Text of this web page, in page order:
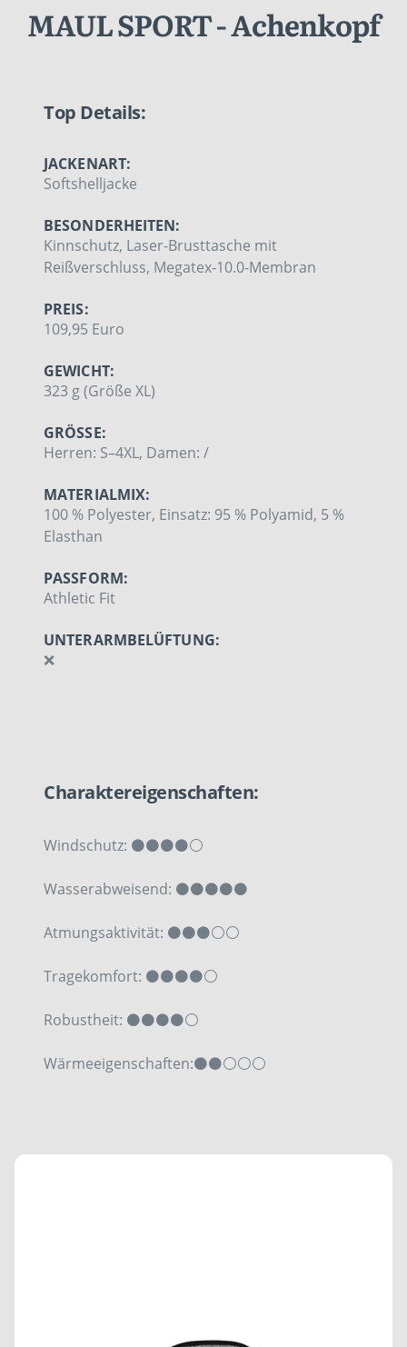
MAUL SPORT - Achenkopf
Top Details:
JACKENART:
Softshelljacke
BESONDERHEITEN:
Kinnschutz, Laser-Brusttasche mit
Reißverschluss, Megatex-10.0-Membran
PREIS:
109,95 Euro
GEWICHT:
323 g (Größe XL)
GRÖSSE:
Herren: S–4XL, Damen: /
MATERIALMIX:
100 % Polyester, Einsatz: 95 % Polyamid, 5 %
Elasthan
PASSFORM:
Athletic Fit
UNTERARMBELÜFTUNG:
❌
Charaktereigenschaften:
Windschutz: ⚫⚫⚫⚫⚪
Wasserabweisend: ⚫⚫⚫⚫⚫
Atmungsaktivität: ⚫⚫⚫⚪⚪
Tragekomfort: ⚫⚫⚫⚫⚪
Robustheit: ⚫⚫⚫⚫⚪
Wärmeeigenschaften:⚫⚫⚪⚪⚪